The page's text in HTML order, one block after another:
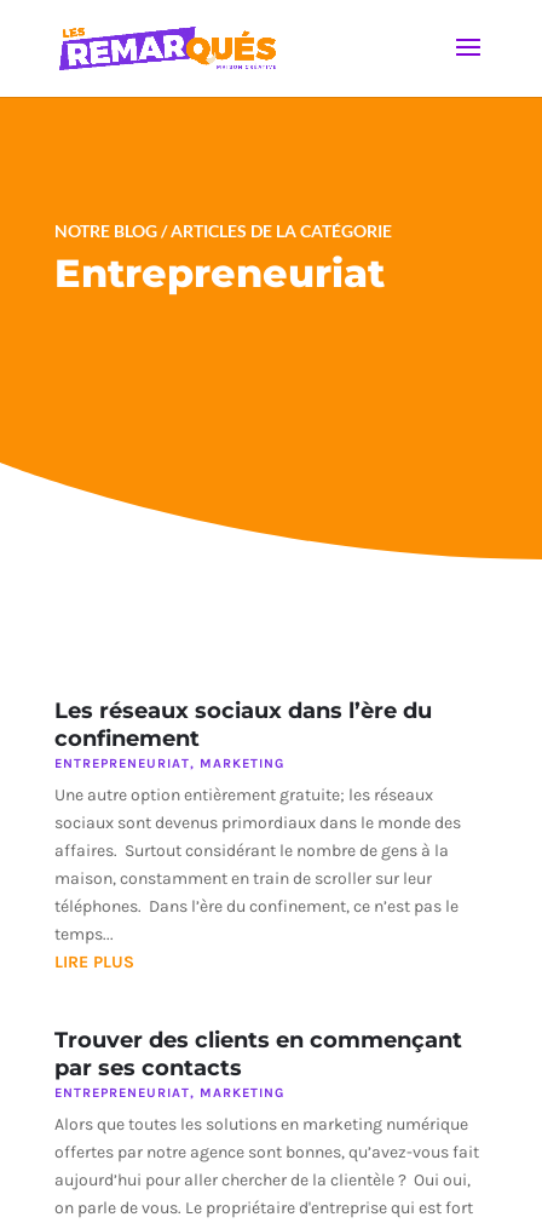
NOTRE BLOG / ARTICLES DE LA CATÉGORIE
Entrepreneuriat
Les réseaux sociaux dans l’ère du
confinement
ENTREPRENEURIAT, MARKETING
Une autre option entièrement gratuite; les réseaux
sociaux sont devenus primordiaux dans le monde des
affaires. Surtout considérant le nombre de gens à la
maison, constamment en train de scroller sur leur
téléphones. Dans l’ère du confinement, ce n’est pas le
temps...
LIRE PLUS
Trouver des clients en commençant
par ses contacts
ENTREPRENEURIAT, MARKETING
Alors que toutes les solutions en marketing numérique
offertes par notre agence sont bonnes, qu’avez-vous fait
aujourd’hui pour aller chercher de la clientèle ? Oui oui,
on parle de vous. Le propriétaire d'entreprise qui est fort